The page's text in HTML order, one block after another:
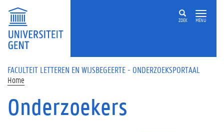
Overslaan en naar de inhoud gaan
ZOEK MENU
FACULTEIT LETTEREN EN WIJSBEGEERTE - ONDERZOEKSPORTAAL
Home
Onderzoekers